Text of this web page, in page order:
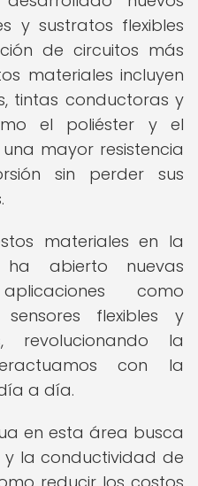
y sustratos flexibles
de circuitos más
materiales incluyen
tintas conductoras y
el poliéster y el
mayor resistencia
sin perder sus
materiales en la
ha abierto nuevas
como
sensores flexibles y
revolucionando la
con la
a día.
en esta área busca
la conductividad de